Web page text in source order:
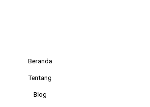
Beranda
Tentang
Blog